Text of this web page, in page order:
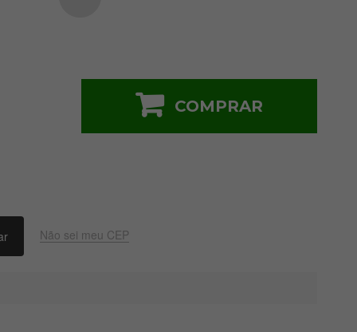
COMPRAR
Não sei meu CEP